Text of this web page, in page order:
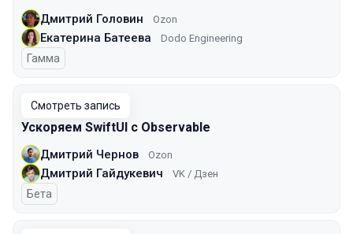
Дмитрий Головин Ozon
Екатерина Батеева Dodo Engineering
Гамма
Смотреть запись
Ускоряем SwiftUI с Observable
Дмитрий Чернов Ozon
Дмитрий Гайдукевич VK / Дзен
Бета